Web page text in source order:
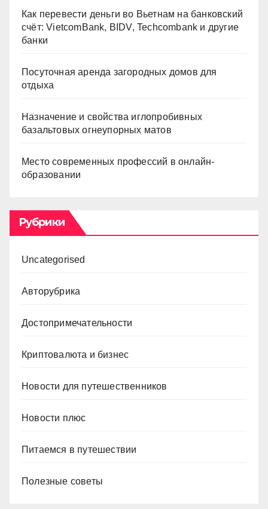
Как перевести деньги во Вьетнам на банковский
счёт: VietcomBank, BIDV, Techcombank и другие
банки
Посуточная аренда загородных домов для
отдыха
Назначение и свойства иглопробивных
базальтовых огнеупорных матов
Место современных профессий в онлайн-
образовании
Рубрики
Uncategorised
Авторубрика
Достопримечательности
Криптовалюта и бизнес
Новости для путешественников
Новости плюс
Питаемся в путешествии
Полезные советы